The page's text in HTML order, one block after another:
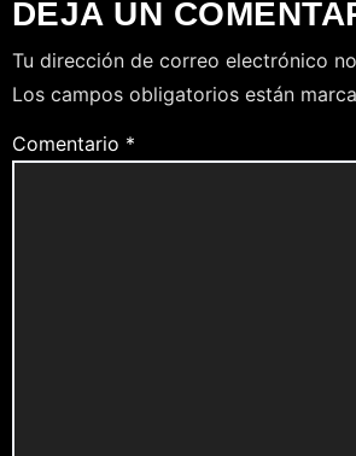
DEJA UN
Tu dirección de correo electrónico
Los campos obligatorios están
Comentario *